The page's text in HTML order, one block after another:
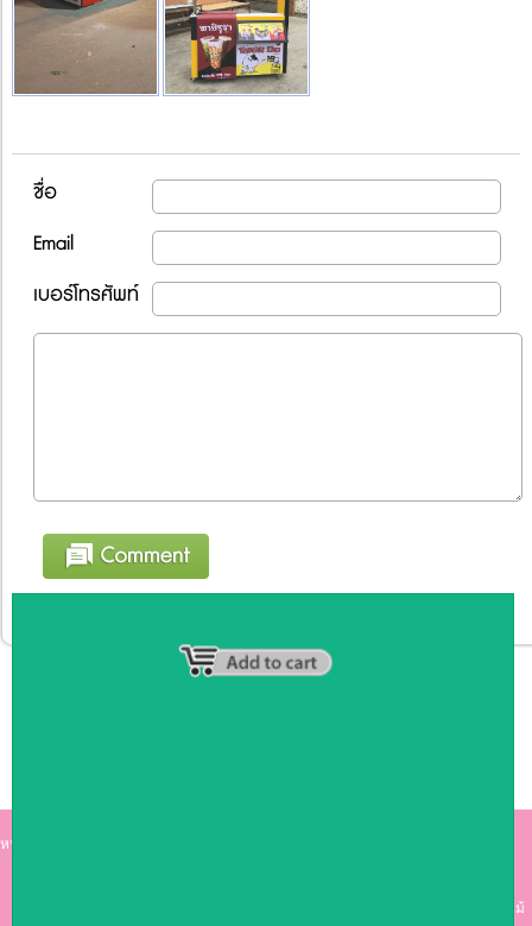
ชื่อ
Email
เบอร์โทรศัพท์
หน้าหลัก
คาร์เตอร์ เฟอร์นิเจอร์ ซุ้มไม้